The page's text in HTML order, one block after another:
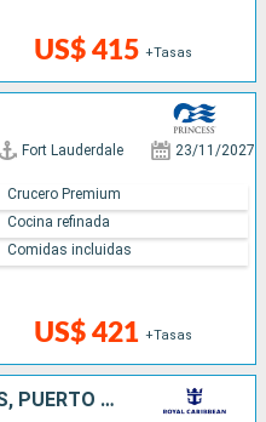
US$ 415 +Tasas
Fort Lauderdale 23/11/2027
US$ 421 +Tasas
Crucero Premium
Cocina refinada
Comidas incluidas
ESTADOS UNIDOS, BAHAMAS, PUERTO RICO